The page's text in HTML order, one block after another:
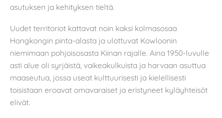
asutuksen ja kehityksen tieltä.
Uudet territoriot kattavat noin kaksi kolmasosaa
Hongkongin pinta-alasta ja ulottuvat Kowloonin
niemimaan pohjoisosasta Kiinan rajalle. Aina 1950-luvulle
asti alue oli syrjäistä, vaikeakulkuista ja harvaan asuttua
maaseutua, jossa useat kulttuurisesti ja kielellisesti
toisistaan eroavat omavaraiset ja eristyneet kyläyhteisöt
elivät.